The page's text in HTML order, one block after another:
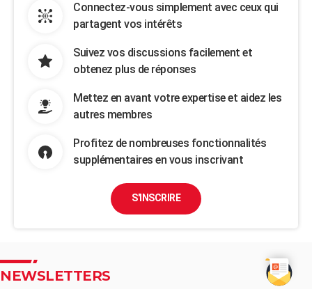
Connectez-vous simplement avec ceux qui
partagent vos intérêts
Suivez vos discussions facilement et
obtenez plus de réponses
Mettez en avant votre expertise et aidez les
autres membres
Profitez de nombreuses fonctionnalités
supplémentaires en vous inscrivant
S'INSCRIRE
NEWSLETTERS